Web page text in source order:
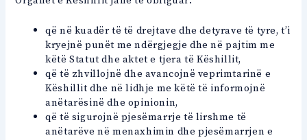
që në kuadër të të drejtave dhe detyrave të tyre, t’i
kryejnë punët me ndërgjegje dhe në pajtim me
këtë Statut dhe aktet e tjera të Këshillit,
që të zhvillojnë dhe avancojnë veprimtarinë e
Këshillit dhe në lidhje me këtë të informojnë
anëtarësinë dhe opinionin,
që të sigurojnë pjesëmarrje të lirshme të
anëtarëve në menaxhimin dhe pjesëmarrjen e